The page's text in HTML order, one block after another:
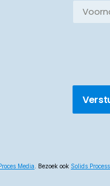
Proces Media . Bezoek ook Solids